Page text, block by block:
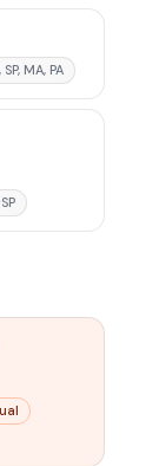
SP, MA, PA
SP